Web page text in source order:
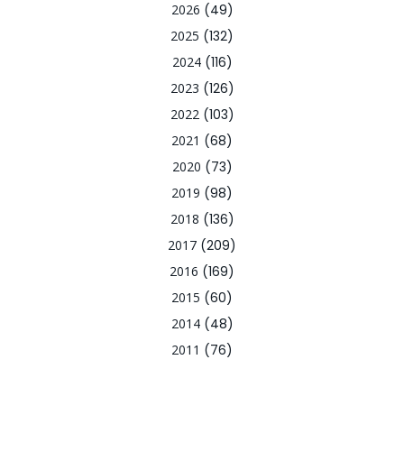
2026 (49)
2025 (132)
2024(116)
2023 (126)
2022(103)
2021 (68)
2020 (73)
2019 (98)
2018 (136)
2017 (209)
2016 (169)
2015 (60)
2014(48)
2011 (76)